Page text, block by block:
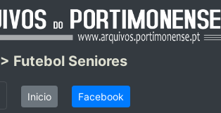
> Futebol Seniores
Inicio Facebook